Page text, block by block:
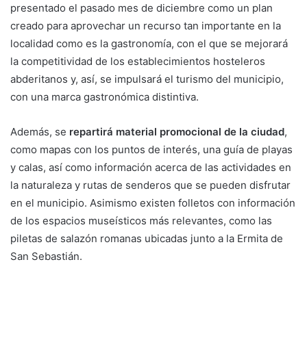
presentado el pasado mes de diciembre como un plan
creado para aprovechar un recurso tan importante en la
localidad como es la gastronomía, con el que se mejorará
la competitividad de los establecimientos hosteleros
abderitanos y, así, se impulsará el turismo del municipio,
con una marca gastronómica distintiva.
Además, se repartirá material promocional de la ciudad,
como mapas con los puntos de interés, una guía de playas
y calas, así como información acerca de las actividades en
la naturaleza y rutas de senderos que se pueden disfrutar
en el municipio. Asimismo existen folletos con información
de los espacios museísticos más relevantes, como las
piletas de salazón romanas ubicadas junto a la Ermita de
San Sebastián.